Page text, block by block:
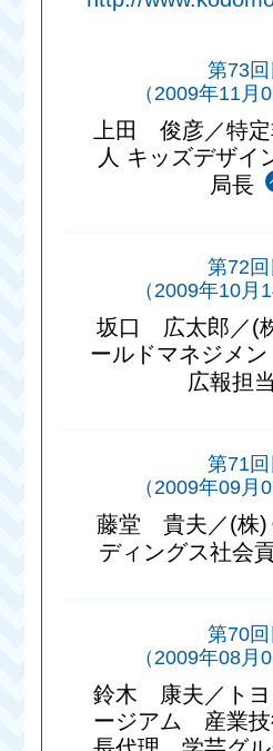
第73回
（2009年11月
上田 俊彦／特
人 キッズデザイ
局長
第72回
（2009年10月
坂口 広太郎／(
ールドマネジメン
広報担当
第71回
（2009年09月
藤堂 貴夫／(株)
ディングス社会
第70回
（2009年08月
鈴木 康夫／トヨ
ージアム 産業